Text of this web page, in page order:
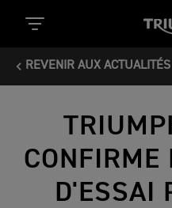
REVENIR AUX ACTUALITÉS
CONFIRME
D'ESSAI